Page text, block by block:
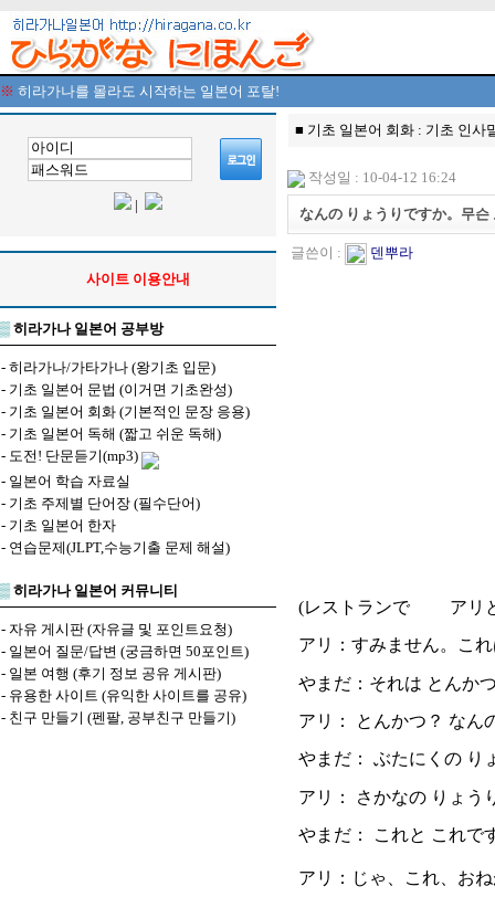
※ 히라가나를 몰라도 시작하는 일본어 포탈!
|
사이트 이용안내
▒히라가나 일본어 공부방
- 히라가나/가타가나 (왕기초 입문)
- 기초 일본어 문법 (이거면 기초완성)
- 기초 일본어 회화 (기본적인 문장 응용)
- 기초 일본어 독해 (짧고 쉬운 독해)
- 도전! 단문듣기(mp3)
- 일본어 학습 자료실
- 기초 주제별 단어장 (필수단어)
- 기초 일본어 한자
- 연습문제(JLPT,수능기출 문제 해설)
▒히라가나 일본어 커뮤니티
- 자유 게시판 (자유글 및 포인트요청)
- 일본어 질문/답변 (궁금하면 50포인트)
- 일본 여행 (후기 정보 공유 게시판)
- 유용한 사이트 (유익한 사이트를 공유)
- 친구 만들기 (펜팔, 공부친구 만들기)
■ 기초 일본어 회화 : 기초 인사
작성일 : 10-04-12 16:24
なんの りょうりですか。무슨
글쓴이 : 덴뿌라
(レストランで ア
アリ：すみません。こ
やまだ：それは とんか
アリ： とんかつ？ なん
やまだ： ぶたにくの り
アリ： さかなの りょう
やまだ： これと これ
アリ：じゃ、これ、お